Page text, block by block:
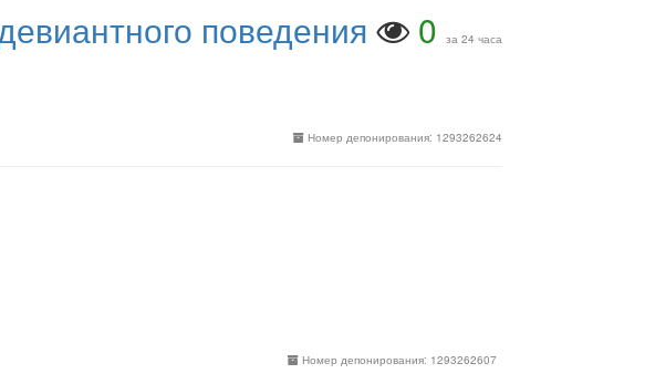
поведения 0 за 24 часа
Номер депонирования: 1293262624
Номер депонирования: 1293262607